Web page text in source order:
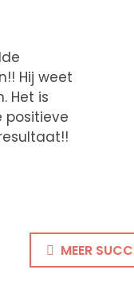
Hij weet
Het is
positieve
MEER